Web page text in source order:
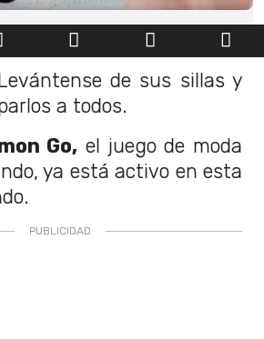
de sus sillas y
a todos.
Go, el juego de moda
ya está activo en esta